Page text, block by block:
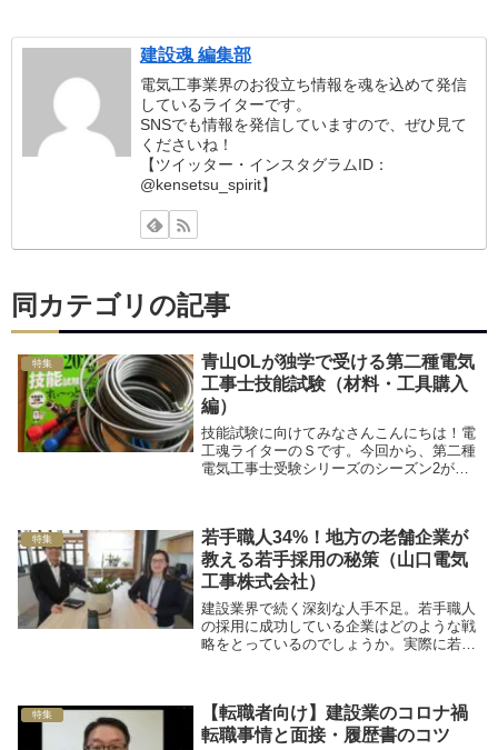
建設魂 編集部
電気工事業界のお役立ち情報を魂を込めて発信
しているライターです。
SNSでも情報を発信していますので、ぜひ見て
くださいね！
【ツイッター・インスタグラムID：
@kensetsu_spirit】
同カテゴリの記事
特集
青山OLが独学で受ける第二種電気
工事士技能試験（材料・工具購入
編）
技能試験に向けてみなさんこんにちは！電
工魂ライターのＳです。今回から、第二種
電気工事士受験シリーズのシーズン2が始
くなってしま...
特集
若手職人34%！地方の老舗企業が
教える若手採用の秘策（山口電気
工事株式会社）
建設業界で続く深刻な人手不足。若手職人
の採用に成功している企業はどのような戦
略をとっているのでしょうか。実際に若手
特集
【転職者向け】建設業のコロナ禍
転職事情と面接・履歴書のコツ